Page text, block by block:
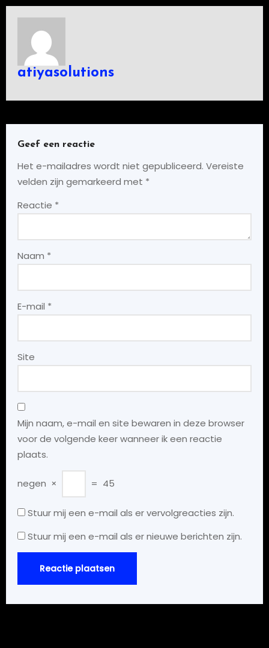
atiyasolutions
Geef een reactie
Het e-mailadres wordt niet gepubliceerd. Vereiste
velden zijn gemarkeerd met *
Reactie *
Naam *
E-mail *
Site
Mijn naam, e-mail en site bewaren in deze browser
voor de volgende keer wanneer ik een reactie
plaats.
negen × = 45
Stuur mij een e-mail als er vervolgreacties zijn.
Stuur mij een e-mail als er nieuwe berichten zijn.